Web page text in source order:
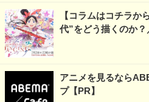
【コラムはコチラか
代”をどう描くのか？
アニメを見るなら
プ【PR】